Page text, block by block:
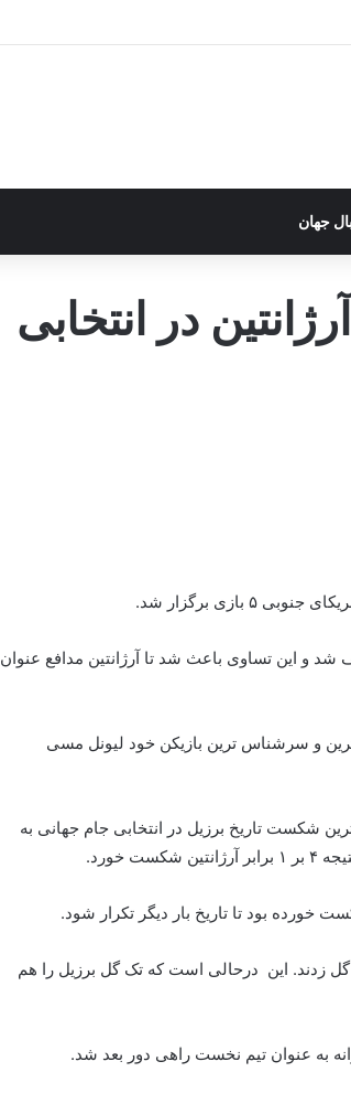
جهان
در انتخابی
شد و این تساوی باعث شد تا آرژانتین مدافع عنوان
و سرشناس ترین بازیکن خود لیونل مسی
در هم کوبید. این سنگین ترین شکست تاریخ برزیل در انتخابی جام جهانی به
گل زدند. این درحالی است که تک گل برزیل را هم